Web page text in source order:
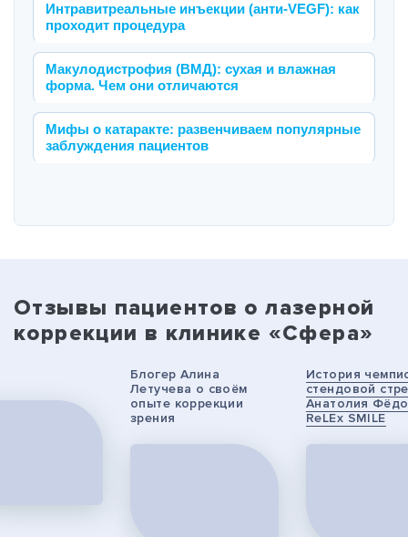
Интравитреальные инъекции (анти-VEGF): как
проходит процедура
Макулодистрофия (ВМД): сухая и влажная
форма. Чем они отличаются
Мифы о катаракте: развенчиваем популярные
заблуждения пациентов
Отзывы пациентов о лазерной
коррекции в клинике «Сфера»
Блогер Алина
Летучева о своём
опыте коррекции
зрения
История
стендовой
Анатолия
ReLEx SMILE